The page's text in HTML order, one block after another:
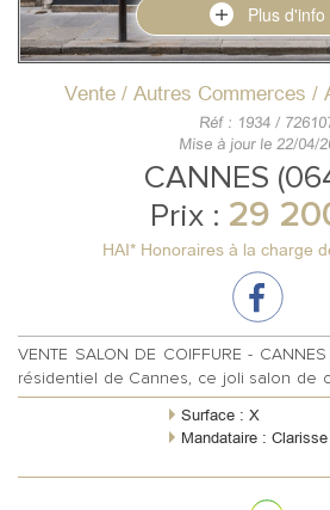
Plus d'info
Vente / Autres Commerces /
Réf : 1934 /
Mise à jour le 22/04/
CANNES
Prix : 29
HAI* Honoraires à la charge
VENTE SALON DE COIFFURE -
résidentiel de Cannes, ce joli salon de
40 m2 de plain pi...
Surface : X
Mandataire :